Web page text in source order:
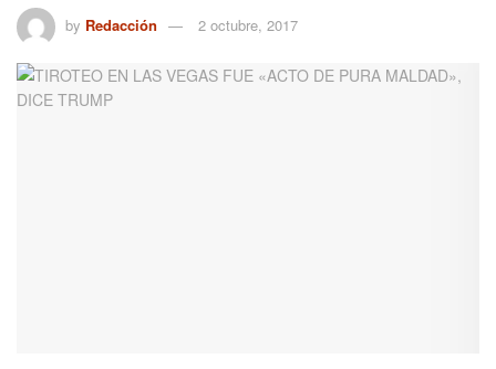
by Redacción 2 octubre, 2017